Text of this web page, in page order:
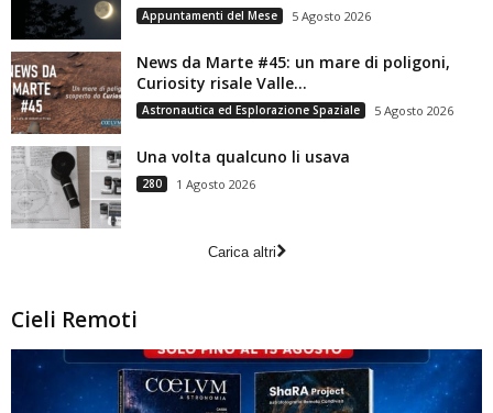
Appuntamenti del Mese 5 Agosto 2026
News da Marte #45: un mare di poligoni,
Curiosity risale Valle...
Astronautica ed Esplorazione Spaziale 5 Agosto 2026
Una volta qualcuno li usava
280 1 Agosto 2026
Carica altri
Cieli Remoti